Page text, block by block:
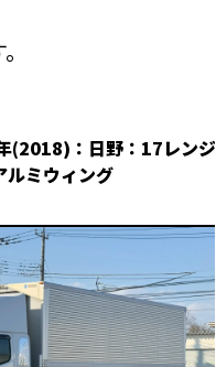
(2018)：日野：17レンジ
ルミウィング